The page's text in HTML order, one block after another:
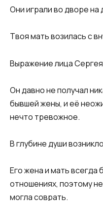
Они играли во дворе
Твоя мать возилась с
Выражение лица
Он давно не получал
бывшей жены, и её
нечто тревожное.
В глубине души
Его жена и мать всегда
отношениях, поэтому
могла соврать.